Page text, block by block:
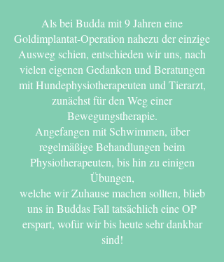
Als bei Budda mit 9 Jahren eine
Goldimplantat-Operation nahezu der einzige
Ausweg schien, entschieden wir uns, nach
vielen eigenen Gedanken und Beratungen
mit Hundephysiotherapeuten und Tierarzt,
zunächst für den Weg einer
Bewegungstherapie.
Angefangen mit Schwimmen, über
regelmäßige Behandlungen beim
Physiotherapeuten, bis hin zu einigen
Übungen,
welche wir Zuhause machen sollten, blieb
uns in Buddas Fall tatsächlich eine OP
erspart, wofür wir bis heute sehr dankbar
sind!